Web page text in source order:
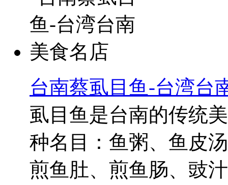
台南蔡虱目鱼-台湾台
虱目鱼是台南的传统
种名目：鱼粥、鱼皮
煎鱼肚、煎鱼肠、豉